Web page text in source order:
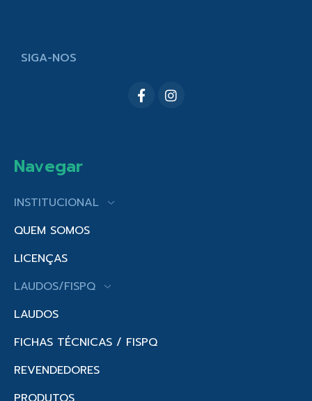
SIGA-NOS
Navegar
INSTITUCIONAL
QUEM SOMOS
LICENÇAS
LAUDOS/FISPQ
LAUDOS
FICHAS TÉCNICAS / FISPQ
REVENDEDORES